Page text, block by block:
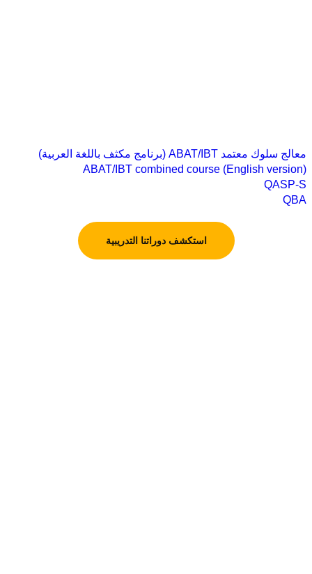
معالج سلوك معتمد ABAT/IBT (برنامج مكثف باللغة العربية)
ABAT/IBT combined course (English version)
QASP-S
QBA
استكشف دوراتنا التدريبية